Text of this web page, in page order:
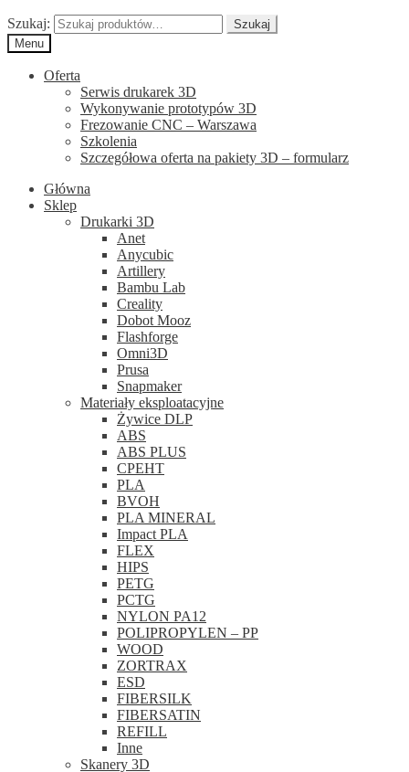
Szukaj:
Szukaj
Menu
Oferta
Serwis drukarek 3D
Wykonywanie prototypów 3D
Frezowanie CNC – Warszawa
Szkolenia
Szczegółowa oferta na pakiety 3D – formularz
Główna
Sklep
Drukarki 3D
Anet
Anycubic
Artillery
Bambu Lab
Creality
Dobot Mooz
Flashforge
Omni3D
Prusa
Snapmaker
Materiały eksploatacyjne
Żywice DLP
ABS
ABS PLUS
CPEHT
PLA
BVOH
PLA MINERAL
Impact PLA
FLEX
HIPS
PETG
PCTG
NYLON PA12
POLIPROPYLEN – PP
WOOD
ZORTRAX
ESD
FIBERSILK
FIBERSATIN
REFILL
Inne
Skanery 3D